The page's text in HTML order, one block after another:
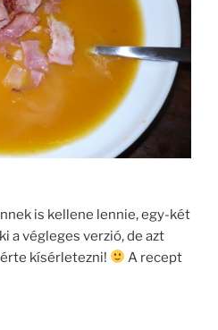
is kellene lennie, egy-két
a végleges verzió, de azt
kísérletezni!
A recept